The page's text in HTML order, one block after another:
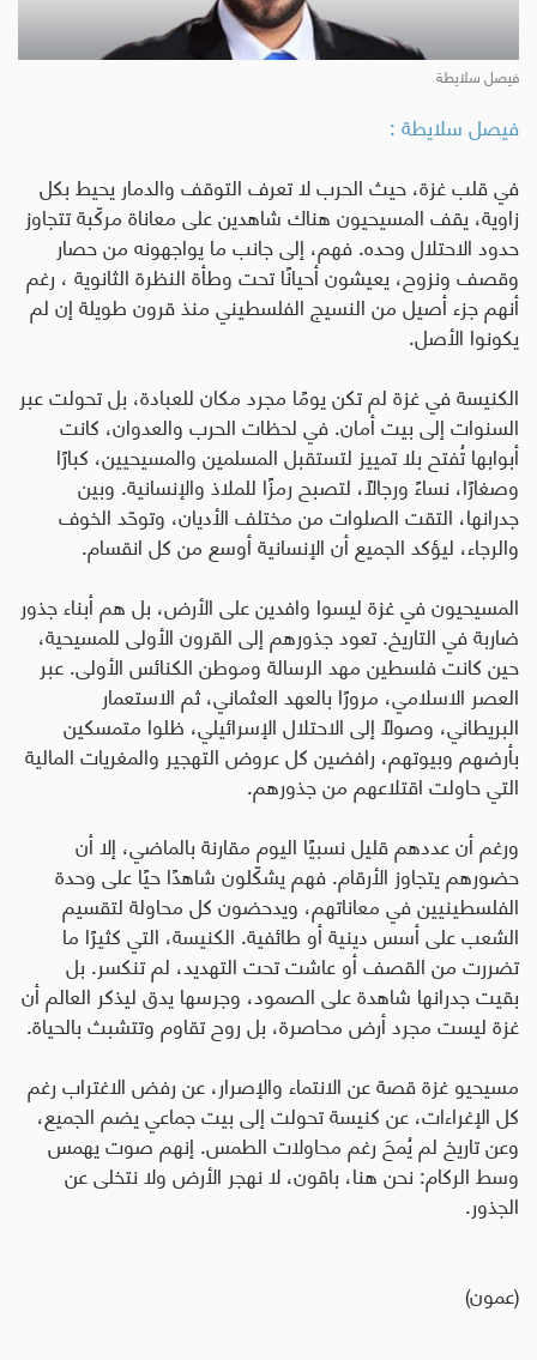
فيصل سلايطة
فيصل سلايطة :
في قلب غزة، حيث الحرب لا تعرف التوقف والدمار يحيط بكل
زاوية، يقف المسيحيون هناك شاهدين على معاناة مركّبة تتجاوز
حدود الاحتلال وحده. فهم، إلى جانب ما يواجهونه من حصار
وقصف ونزوح، يعيشون أحيانًا تحت وطأة النظرة الثانوية ، رغم
أنهم جزء أصيل من النسيج الفلسطيني منذ قرون طويلة إن لم
يكونوا الأصل.
الكنيسة في غزة لم تكن يومًا مجرد مكان للعبادة، بل تحولت عبر
السنوات إلى بيت أمان. في لحظات الحرب والعدوان، كانت
أبوابها تُفتح بلا تمييز لتستقبل المسلمين والمسيحيين، كبارًا
وصغارًا، نساءً ورجالًا، لتصبح رمزًا للملاذ والإنسانية. وبين
جدرانها، التقت الصلوات من مختلف الأديان، وتوحّد الخوف
والرجاء، ليؤكد الجميع أن الإنسانية أوسع من كل انقسام.
المسيحيون في غزة ليسوا وافدين على الأرض، بل هم أبناء جذور
ضاربة في التاريخ. تعود جذورهم إلى القرون الأولى للمسيحية،
حين كانت فلسطين مهد الرسالة وموطن الكنائس الأولى. عبر
العصر الاسلامي، مرورًا بالعهد العثماني، ثم الاستعمار
البريطاني، وصولًا إلى الاحتلال الإسرائيلي، ظلوا متمسكين
بأرضهم وبيوتهم، رافضين كل عروض التهجير والمغريات المالية
التي حاولت اقتلاعهم من جذورهم.
ورغم أن عددهم قليل نسبيًا اليوم مقارنة بالماضي، إلا أن
حضورهم يتجاوز الأرقام. فهم يشكّلون شاهدًا حيًا على وحدة
الفلسطينيين في معاناتهم، ويدحضون كل محاولة لتقسيم
الشعب على أسس دينية أو طائفية. الكنيسة، التي كثيرًا ما
تضررت من القصف أو عاشت تحت التهديد، لم تنكسر. بل
بقيت جدرانها شاهدة على الصمود، وجرسها يدق ليذكر العالم أن
غزة ليست مجرد أرض محاصرة، بل روح تقاوم وتتشبث بالحياة.
مسيحيو غزة قصة عن الانتماء والإصرار، عن رفض الاغتراب رغم
كل الإغراءات، عن كنيسة تحولت إلى بيت جماعي يضم الجميع،
وعن تاريخ لم يُمحَ رغم محاولات الطمس. إنهم صوت يهمس
وسط الركام: نحن هنا، باقون، لا نهجر الأرض ولا نتخلى عن
الجذور.
(عمون)